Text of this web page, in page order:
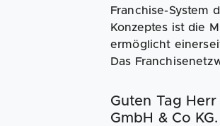
Franchise-System
Konzeptes ist die
ermöglicht
Das
Guten Tag
GmbH & Co